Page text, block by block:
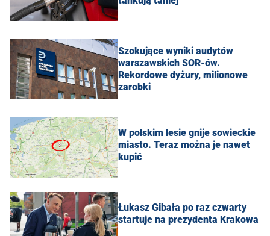
Szokujące wyniki audytów
warszawskich SOR-ów.
Rekordowe dyżury, milionowe
zarobki
W polskim lesie gnije sowieckie
miasto. Teraz można je nawet
kupić
Łukasz Gibała po raz czwarty
startuje na prezydenta Krakowa